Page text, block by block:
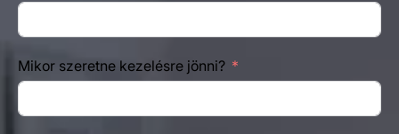
Mikor szeretne kezelésre jönni?